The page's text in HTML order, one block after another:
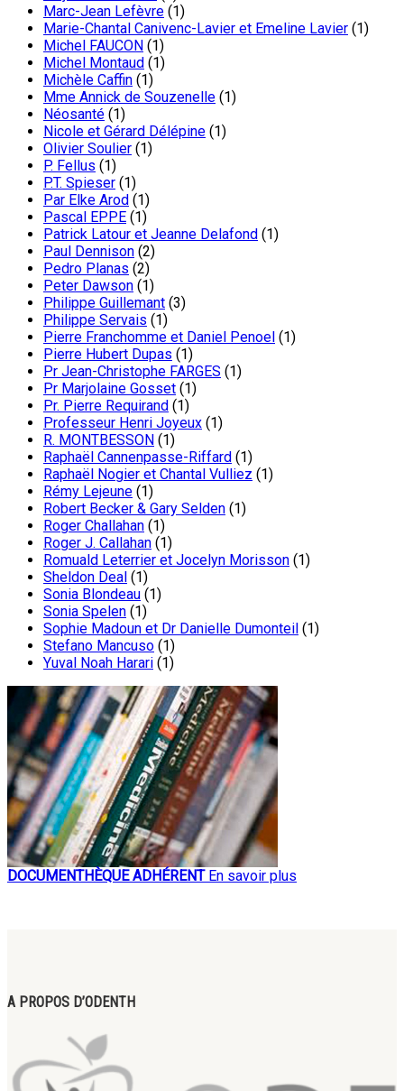
Marc-Jean Lefèvre (1)
Marie-Chantal Canivenc-Lavier et Emeline Lavier (1)
Michel FAUCON (1)
Michel Montaud (1)
Michèle Caffin (1)
Mme Annick de Souzenelle (1)
Néosanté (1)
Nicole et Gérard Délépine (1)
Olivier Soulier (1)
P. Fellus (1)
P.T. Spieser (1)
Par Elke Arod (1)
Pascal EPPE (1)
Patrick Latour et Jeanne Delafond (1)
Paul Dennison (2)
Pedro Planas (2)
Peter Dawson (1)
Philippe Guillemant (3)
Philippe Servais (1)
Pierre Franchomme et Daniel Penoel (1)
Pierre Hubert Dupas (1)
Pr Jean-Christophe FARGES (1)
Pr Marjolaine Gosset (1)
Pr. Pierre Requirand (1)
Professeur Henri Joyeux (1)
R. MONTBESSON (1)
Raphaël Cannenpasse-Riffard (1)
Raphaël Nogier et Chantal Vulliez (1)
Rémy Lejeune (1)
Robert Becker & Gary Selden (1)
Roger Challahan (1)
Roger J. Callahan (1)
Romuald Leterrier et Jocelyn Morisson (1)
Sheldon Deal (1)
Sonia Blondeau (1)
Sonia Spelen (1)
Sophie Madoun et Dr Danielle Dumonteil (1)
Stefano Mancuso (1)
Yuval Noah Harari (1)
DOCUMENTHÈQUE ADHÉRENT En savoir plus
A PROPOS D’ODENTH